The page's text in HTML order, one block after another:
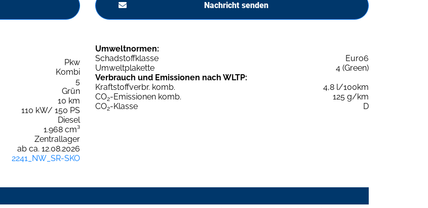
Nachricht senden
Pkw
Kombi
5
Grün
10 km
110 kW/ 150 PS
Diesel
1.968 cm³
Zentrallager
ab ca. 12.08.2026
2241_NW_SR-SKO
Umweltnormen:
Schadstoffklasse
Euro6
Umweltplakette
4 (Green)
Verbrauch und Emissionen nach WLTP:
Kraftstoffverbr. komb.
4,8 l/100km
CO2-Emissionen komb.
125 g/km
CO2-Klasse D